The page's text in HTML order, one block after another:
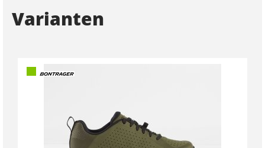
Varianten